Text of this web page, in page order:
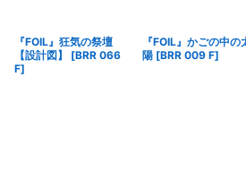
『FOIL』狂気の祭壇
【設計図】
[BRR 066
F]
『FOIL』かごの中の
陽 [BRR 009 F]